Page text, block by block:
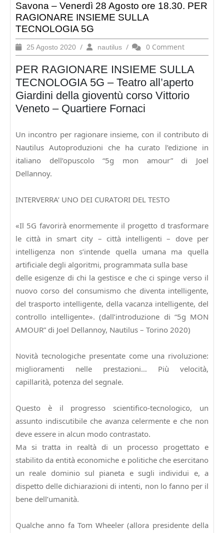
Savona – Venerdì 28 Agosto ore 18.30. PER
RAGIONARE INSIEME SULLA
TECNOLOGIA 5G
25 Agosto 2020 25
Agosto
2020
/ nautilusnautilus
/ 0 Comment
PER RAGIONARE INSIEME SULLA
TECNOLOGIA 5G – Teatro all’aperto
Giardini della gioventù corso Vittorio
Veneto – Quartiere Fornaci
Un incontro per ragionare insieme, con il contributo di
Nautilus Autoproduzioni che ha curato l’edizione in
italiano dell’opuscolo “5g mon amour” di Joel
Dellannoy.
INTERVERRA’ UNO DEI CURATORI DEL TESTO
«Il 5G favorirà enormemente il progetto d trasformare
le città in smart city – città intelligenti – dove per
intelligenza non s’intende quella umana ma quella
artificiale degli algoritmi, programmata sulla base
delle esigenze di chi la gestisce e che ci spinge verso il
nuovo corso del consumismo che diventa intelligente,
del trasporto intelligente, della vacanza intelligente, del
controllo intelligente». (dall’introduzione di “5g MON
AMOUR” di Joel Dellannoy, Nautilus – Torino 2020)
Novità tecnologiche presentate come una rivoluzione:
miglioramenti nelle prestazioni… Più velocità,
capillarità, potenza del segnale.
Questo è il progresso scientifico-tecnologico, un
assunto indiscutibile che avanza celermente e che non
deve essere in alcun modo contrastato.
Ma si tratta in realtà di un processo progettato e
stabilito da entità economiche e politiche che esercitano
un reale dominio sul pianeta e sugli individui e, a
dispetto delle dichiarazioni di intenti, non lo fanno per il
bene dell’umanità.
Qualche anno fa Tom Wheeler (allora presidente della